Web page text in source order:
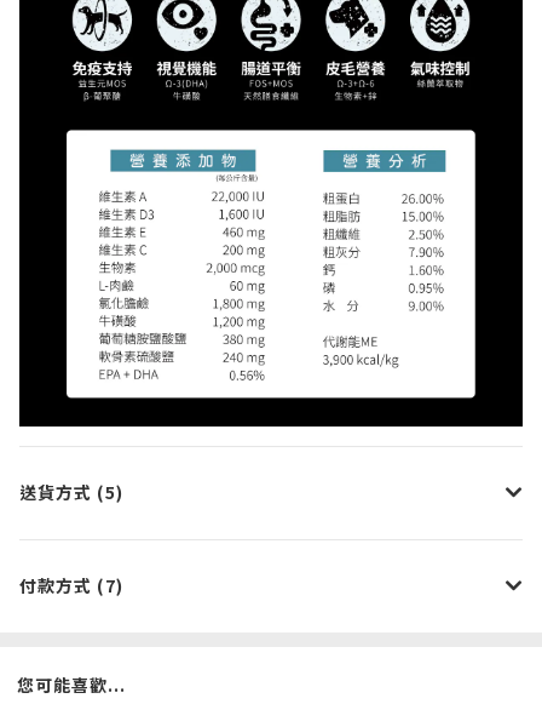
送貨方式 (5)
付款方式 (7)
您可能喜歡...